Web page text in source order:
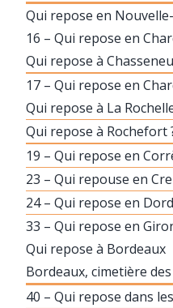
Qui repose en
16 – Qui repose en
Qui repose à
17 – Qui repose en
Qui repose à La
Qui repose à Rochefort
19 – Qui repose en
23 – Qui repouse en
24 – Qui repose en
33 – Qui repose en
Qui repose à Bordeaux
Bordeaux, cimetière
40 – Qui repose dans